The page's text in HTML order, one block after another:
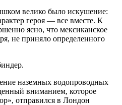
велико было искушение:
героя — все вместе. К
ясно, что мексиканское
не приняло определенного
наземных водопроводных
вниманием, которое
отправился в Лондон